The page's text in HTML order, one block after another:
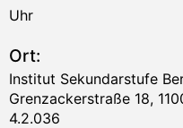
Uhr
Ort:
Institut Sekundarstufe
Grenzackerstraße 18,
4.2.036